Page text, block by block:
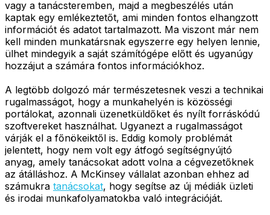
vagy a tanácsteremben, majd a megbeszélés után
kaptak egy emlékeztetőt, ami minden fontos elhangzott
információt és adatot tartalmazott. Ma viszont már nem
kell minden munkatársnak egyszerre egy helyen lennie,
ülhet mindegyik a saját számítógépe előtt és ugyanúgy
hozzájut a számára fontos információkhoz.
A legtöbb dolgozó már természetesnek veszi a technikai
rugalmasságot, hogy a munkahelyén is közösségi
portálokat, azonnali üzenetküldőket és nyílt forráskódú
szoftvereket használhat. Ugyanezt a rugalmasságot
várják el a főnökeiktől is. Eddig komoly problémát
jelentett, hogy nem volt egy átfogó segítségnyújtó
anyag, amely tanácsokat adott volna a cégvezetőknek
az átálláshoz. A McKinsey vállalat azonban ehhez ad
számukra tanácsokat, hogy segítse az új médiák üzleti
és irodai munkafolyamatokba való integrációját.